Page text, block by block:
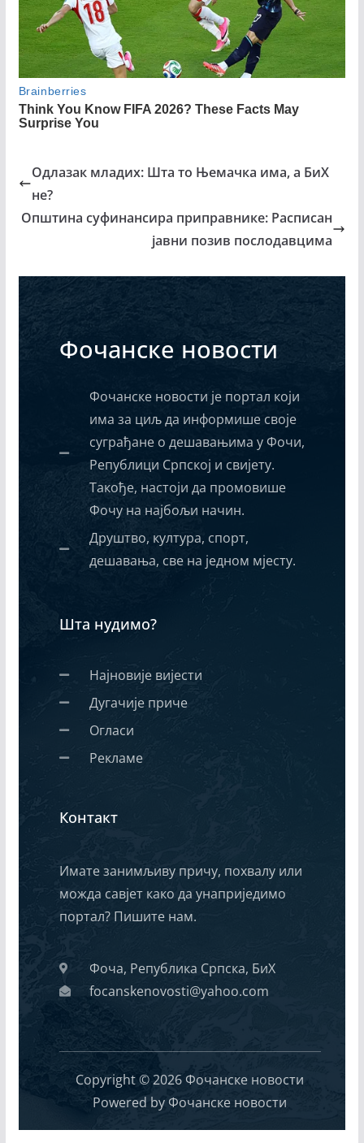
Одлазак младих: Шта то Њемачка има, а БиХ
не?
Општина суфинансира приправнике: Расписан
јавни позив послодавцима
Фочанске новости
Фочанске новости је портал који
има за циљ да информише своје
суграђане о дешавањима у Фочи,
Републици Српској и свијету.
Такође, настоји да промовише
Фочу на најбољи начин.
Друштво, култура, спорт,
дешавања, све на једном мјесту.
Шта нудимо?
Најновије вијести
Дугачије приче
Огласи
Рекламе
Контакт
Имате занимљиву причу, похвалу или
можда савјет како да унаприједимо
портал? Пишите нам.
Фоча, Република Српска, БиХ
focanskenovosti@yahoo.com
Copyright © 2026 Фочанске новости
Powered by Фочанске новости